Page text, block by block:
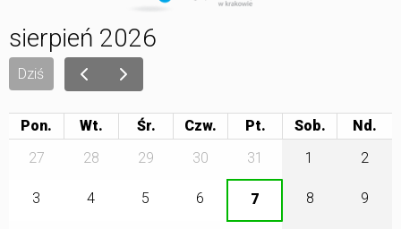
sierpień 2026
Dziś
Pon. Wt. Śr. Czw. Pt.
Sob.
27
28 29 30 31 1 2
3 4 5 6 7 8 9